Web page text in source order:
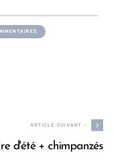
ARTICLE SUIVANT —
d'été + chimpanzés